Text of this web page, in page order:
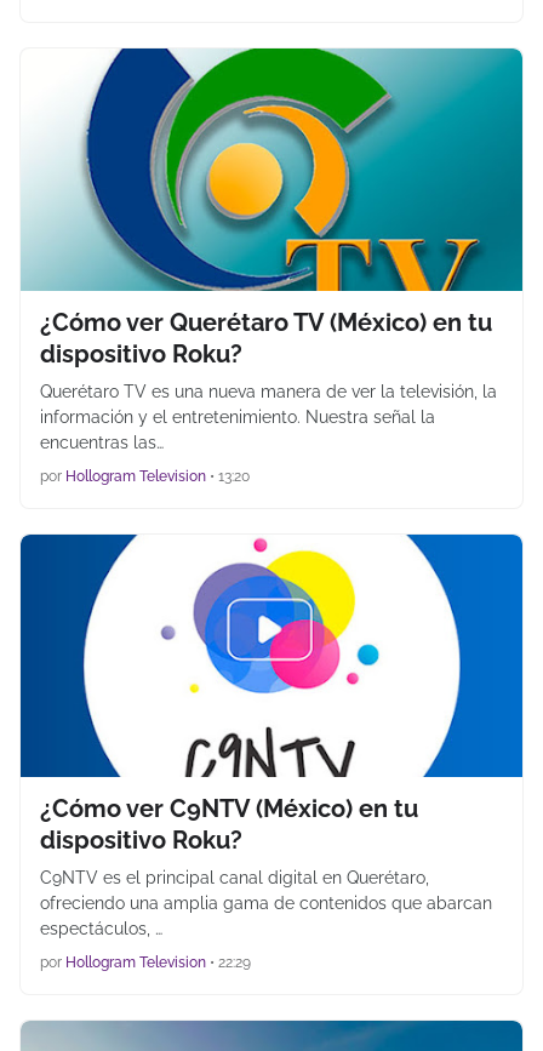
¿Cómo ver Querétaro TV (México) en tu
dispositivo Roku?
Querétaro TV es una nueva manera de ver la televisión, la
información y el entretenimiento. Nuestra señal la
encuentras las…
por Hollogram Television • 13:20
¿Cómo ver C9NTV (México) en tu
dispositivo Roku?
C9NTV es el principal canal digital en Querétaro,
ofreciendo una amplia gama de contenidos que abarcan
espectáculos, …
por Hollogram Television • 22:29